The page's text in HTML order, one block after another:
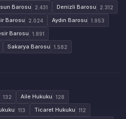
Barosu 2.431 Denizli Barosu 2.312
Barosu 2.024 Aydın Barosu 1.953
Barosu 1.891
Sakarya Barosu 1.582
132 Aile Hukuku 128
113 Ticaret Hukuku 112